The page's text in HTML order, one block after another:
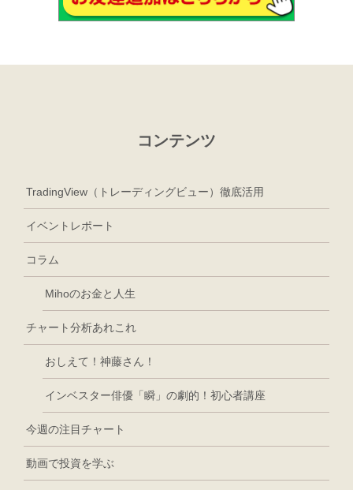
コンテンツ
TradingView（トレーディングビュー）徹底活用
イベントレポート
コラム
Mihoのお金と人生
チャート分析あれこれ
おしえて！神藤さん！
インベスター俳優「瞬」の劇的！初心者講座
今週の注目チャート
動画で投資を学ぶ